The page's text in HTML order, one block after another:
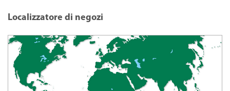
Localizzatore di negozi